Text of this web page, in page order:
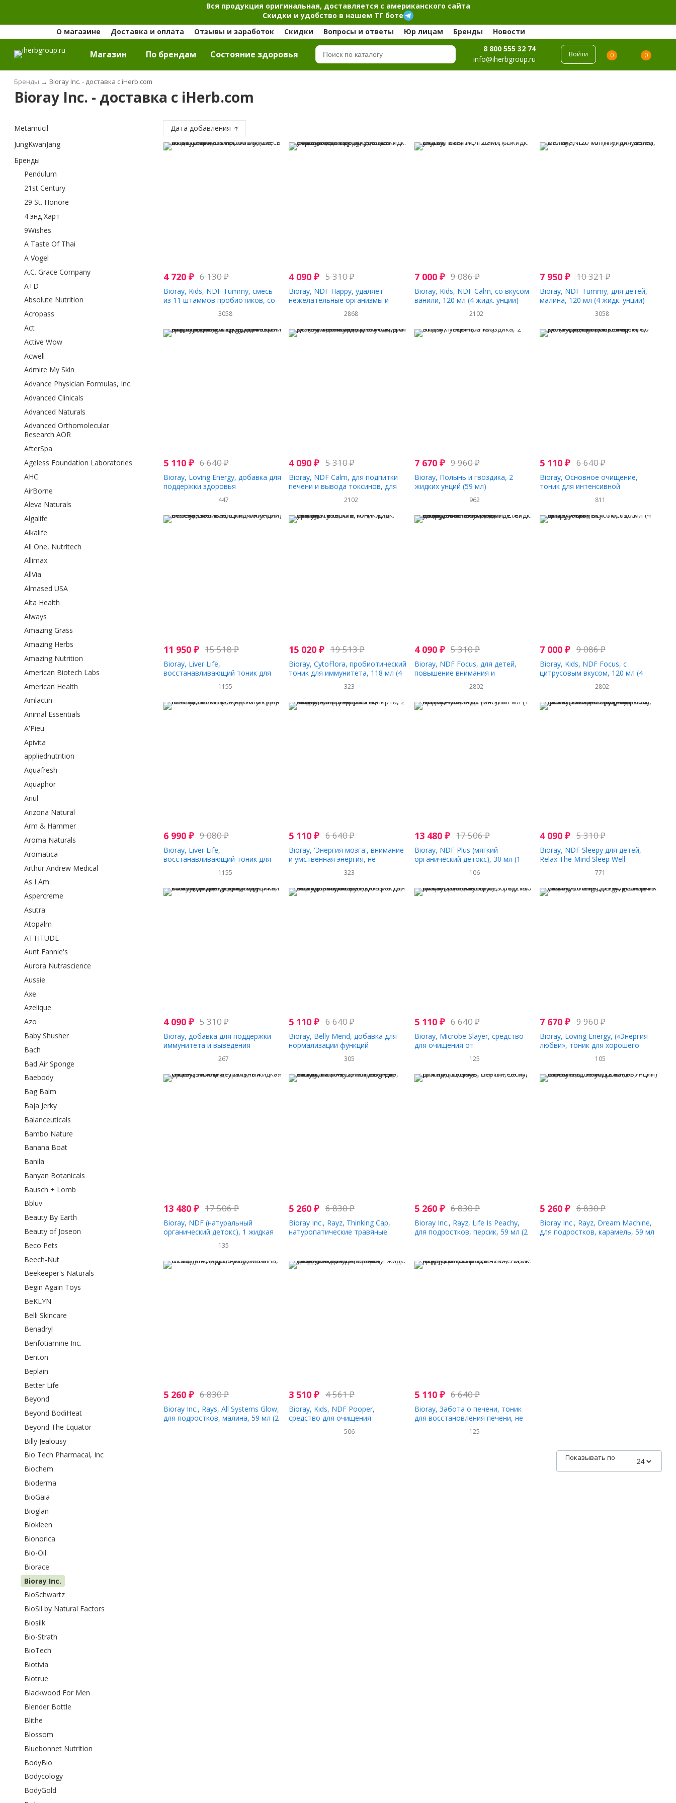
Вся продукция оригинальная, доставляется с американского сайта
Скидки и удобство в нашем ТГ боте
О магазине
Доставка и оплата Отзывы и заработок Скидки Вопросы и ответы Юр лицам Бренды Новости
Магазин По брендам Cостояние здоровья
8 800 555 32 74
info@iherbgroup.ru
Войти 0 0
Бренды → Bioray Inc. - доставка с iHerb.com
Bioray Inc. - доставка с iHerb.com
Metamucil
JungKwanJang
Бренды
Pendulum
21st Century
29 St. Honore
4 энд Харт
9Wishes
A Taste Of Thai
A Vogel
A.C. Grace Company
A+D
Absolute Nutrition
Acropass
Act
Active Wow
Acwell
Admire My Skin
Advance Physician Formulas, Inc.
Advanced Clinicals
Advanced Naturals
Advanced Orthomolecular
Research AOR
AfterSpa
Ageless Foundation Laboratories
AHC
AirBorne
Aleva Naturals
Algalife
Alkalife
All One, Nutritech
Allimax
AllVia
Almased USA
Alta Health
Always
Amazing Grass
Amazing Herbs
Amazing Nutrition
American Biotech Labs
American Health
Amlactin
Animal Essentials
A'Pieu
Apivita
appliednutrition
Aquafresh
Aquaphor
Ariul
Arizona Natural
Arm & Hammer
Aroma Naturals
Aromatica
Arthur Andrew Medical
As I Am
Aspercreme
Asutra
Atopalm
ATTITUDE
Aunt Fannie's
Aurora Nutrascience
Aussie
Axe
Azelique
Azo
Baby Shusher
Bach
Bad Air Sponge
Baebody
Bag Balm
Baja Jerky
Balanceuticals
Bambo Nature
Banana Boat
Banila
Banyan Botanicals
Bausch + Lomb
Bbluv
Beauty By Earth
Beauty of Joseon
Beco Pets
Beech-Nut
Beekeeper's Naturals
Begin Again Toys
BeKLYN
Belli Skincare
Benadryl
Benfotiamine Inc.
Benton
Beplain
Better Life
Beyond
Beyond BodiHeat
Beyond The Equator
Billy Jealousy
Bio Tech Pharmacal, Inc
Biochem
Bioderma
BioGaia
Bioglan
Biokleen
Bionorica
Bio-Oil
Biorace
Bioray Inc.
BioSchwartz
BioSil by Natural Factors
Biosilk
Bio-Strath
BioTech
Biotivia
Biotrue
Blackwood For Men
Blender Bottle
Blithe
Blossom
Bluebonnet Nutrition
BodyBio
Bodycology
BodyGold
Дата добавления
4 720 ₽ 6 130₽
Bioray, Kids, NDF Tummy, смесь
из 11 штаммов пробиотиков, со
3058
4 090₽ 5 310₽
Bioray, NDF Happy, удаляет
нежелательные организмы и
вкус, 60 мл (2 жидк. унции)
2868
7 000 ₽ 9 086₽
Bioray, Kids, NDF Calm, со вкусом
ванили, 120 мл (4 жидк. унции)
2102
7 950₽ 10 321₽
Bioray, NDF Tummy, для детей,
малина, 120 мл (4 жидк. унции)
3058
5 110 ₽ 6 640₽
Bioray, Loving Energy, добавка для
поддержки здоровья
надпочечников с медицинскими
грибами, без спирта, 60 мл (2
жидк. унции)
447
4 090₽ 5 310₽
Bioray, NDF Calm, для подпитки
печени и вывода токсинов, для
детей, с ванильным вкусом, 60 мл
(2 жидких унции)2102
7 670 ₽ 9 960₽
Bioray, Полынь и гвоздика, 2
жидких унций (59 мл)
962
5 110₽ 6 640₽
Bioray, Основное очищение,
тоник для интенсивной
детоксикации, без спирта, 60 мл
811
11 950 ₽ 15 518₽
Bioray, Liver Life,
восстанавливающий тоник для
1155
15 020₽ 19 513₽
Bioray, CytoFlora, пробиотический
тоник для иммунитета, 118 мл (4
323
4 090 ₽ 5 310₽
Bioray, NDF Focus, для детей,
повышение внимания и
вкус, 60 мл (2 жидк. унции)
2802
7 000₽ 9 086₽
Bioray, Kids, NDF Focus, с
цитрусовым вкусом, 120 мл (4
2802
6 990 ₽ 9 080₽
Bioray, Liver Life,
восстанавливающий тоник для
печени, 59 мл (2 жидких унции)
1155
5 110₽ 6 640₽
Bioray, 'Энергия мозга', внимание
и умственная энергия, не
содержит спирта, 2 жид.унции(60
323
13 480 ₽ 17 506₽
Bioray, NDF Plus (мягкий
органический детокс), 30 мл (1
106
4 090₽ 5 310₽
Bioray, NDF Sleepy для детей,
Relax The Mind Sleep Well
(расслабление и крепкий сон), со
вкусом кленового сиропа, 60 мл
(2 жидкие унции)
771
4 090 ₽ 5 310₽
Bioray, добавка для поддержки
иммунитета и выведения
токсинов для детей, голубика, 60
мл (2 жидк. унции)
267
5 110₽ 6 640₽
Bioray, Belly Mend, добавка для
нормализации функций
желудочно-кишечного тракта,
без спирта, 60 мл305
5 110 ₽ 6 640₽
Bioray, Microbe Slayer, средство
для очищения от
микроорганизмов, без спирта, 60
мл (2 жидк. унции)
125
7 670₽ 9 960₽
Bioray, Loving Energy, («Энергия
любви», тоник для хорошего
самочувствия), 59 мл (2 жидких
105
13 480 ₽ 17 506₽
Bioray, NDF (натуральный
органический детокс), 1 жидкая
135
5 260₽ 6 830₽
Bioray Inc., Rayz, Thinking Cap,
натуропатические травяные
5 260 ₽ 6 830₽
Bioray Inc., Rayz, Life Is Peachy,
для подростков, персик, 59 мл (2
5 260₽ 6 830₽
Bioray Inc., Rayz, Dream Machine,
для подростков, карамель, 59 мл
5 260 ₽ 6 830₽
Bioray Inc., Rays, All Systems Glow,
для подростков, малина, 59 мл (2
3 510₽ 4 561₽
Bioray, Kids, NDF Pooper,
средство для очищения
кишечника и удаления токсинов,
манго, 60 мл (2 жидк. унции)
506
5 110 ₽ 6 640₽
Bioray, Забота о печени, тоник
для восстановления печени, не
содержит спирта, 2 жид.унции(60
125
Показывать по